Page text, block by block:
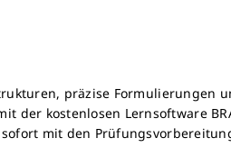
präzise Formulierungen
der kostenlosen Lernsoftware
mit den